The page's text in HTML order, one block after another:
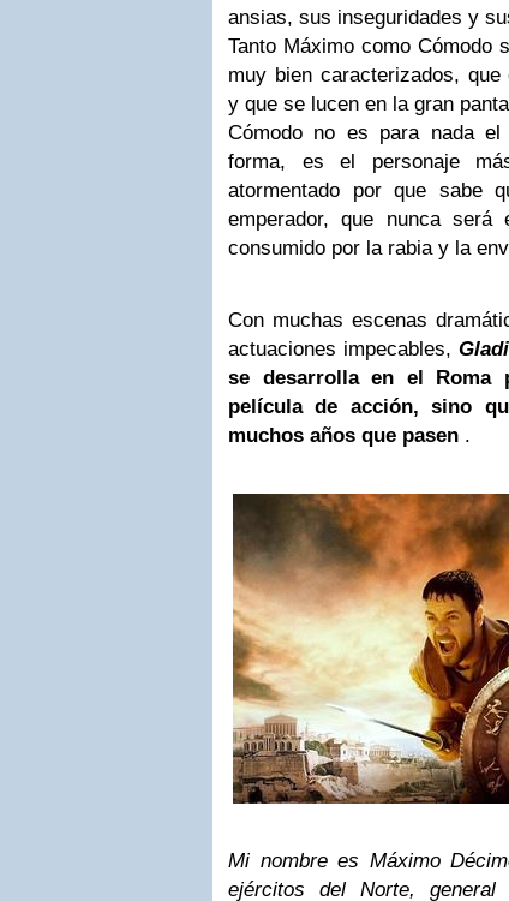
ansias, sus inseguridades y
Tanto Máximo como Cómodo
muy bien caracterizados,
y que se lucen en la gran
Cómodo no es para nada
forma, es el personaje
atormentado por que sabe
emperador, que nunca
consumido por la rabia y la
Con muchas escenas
actuaciones impecables,
se desarrolla en el Roma
película de acción, sino
muchos años que pasen .
Mi nombre es Máximo
ejércitos del Norte,